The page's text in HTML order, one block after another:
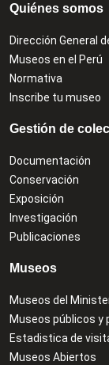
Quiénes somos
Dirección General
Museos en el Perú
Normativa
Inscribe tu museo
Gestión de
Documentación
Conservación
Exposición
Investigación
Publicaciones
Museos
Museos del
Museos públicos y
Estadistica de
Museos Abiertos